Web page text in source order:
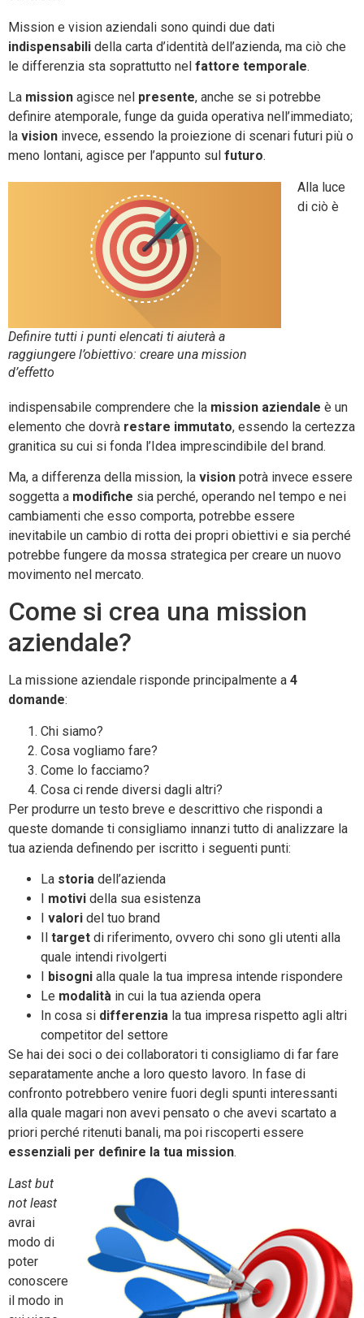
Mission e vision aziendali sono quindi due dati
indispensabili della carta d’identità dell’azienda, ma ciò che
le differenzia sta soprattutto nel fattore temporale.
La mission agisce nel presente, anche se si potrebbe
definire atemporale, funge da guida operativa nell’immediato;
la vision invece, essendo la proiezione di scenari futuri più o
meno lontani, agisce per l’appunto sul futuro.
Definire tutti i punti elencati ti aiuterà a
raggiungere l’obiettivo: creare una mission
d’effetto
Alla luce
di ciò è
indispensabile comprendere che la mission aziendale è un
elemento che dovrà restare immutato, essendo la certezza
granitica su cui si fonda l’Idea imprescindibile del brand.
Ma, a differenza della mission, la vision potrà invece essere
soggetta a modifiche sia perché, operando nel tempo e nei
cambiamenti che esso comporta, potrebbe essere
inevitabile un cambio di rotta dei propri obiettivi e sia perché
potrebbe fungere da mossa strategica per creare un nuovo
movimento nel mercato.
Come si crea una mission
aziendale?
La missione aziendale risponde principalmente a 4
domande:
Chi siamo?
Cosa vogliamo fare?
Come lo facciamo?
Cosa ci rende diversi dagli altri?
Per produrre un testo breve e descrittivo che rispondi a
queste domande ti consigliamo innanzi tutto di analizzare la
tua azienda definendo per iscritto i seguenti punti:
La storia dell’azienda
I motivi della sua esistenza
I valori del tuo brand
Il target di riferimento, ovvero chi sono gli utenti alla
quale intendi rivolgerti
I bisogni alla quale la tua impresa intende rispondere
Le modalità in cui la tua azienda opera
In cosa si differenzia la tua impresa rispetto agli altri
competitor del settore
Se hai dei soci o dei collaboratori ti consigliamo di far fare
separatamente anche a loro questo lavoro. In fase di
confronto potrebbero venire fuori degli spunti interessanti
alla quale magari non avevi pensato o che avevi scartato a
priori perché ritenuti banali, ma poi riscoperti essere
essenziali per definire la tua mission.
Last but
not least
avrai
modo di
poter
conoscere
il modo in